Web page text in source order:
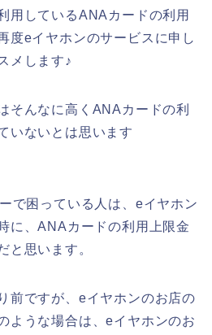
用しているANAカードの利用
度eイヤホンのサービスに申し
メします♪
そんなに高くANAカードの利
いないとは思います
で困っている人は、eイヤホン
に、ANAカードの利用上限金
と思います。
前ですが、eイヤホンのお店の
ような場合は、eイヤホンのお